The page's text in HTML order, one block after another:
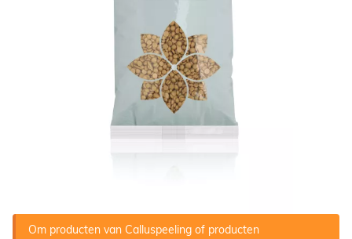
Om producten van Calluspeeling of producten